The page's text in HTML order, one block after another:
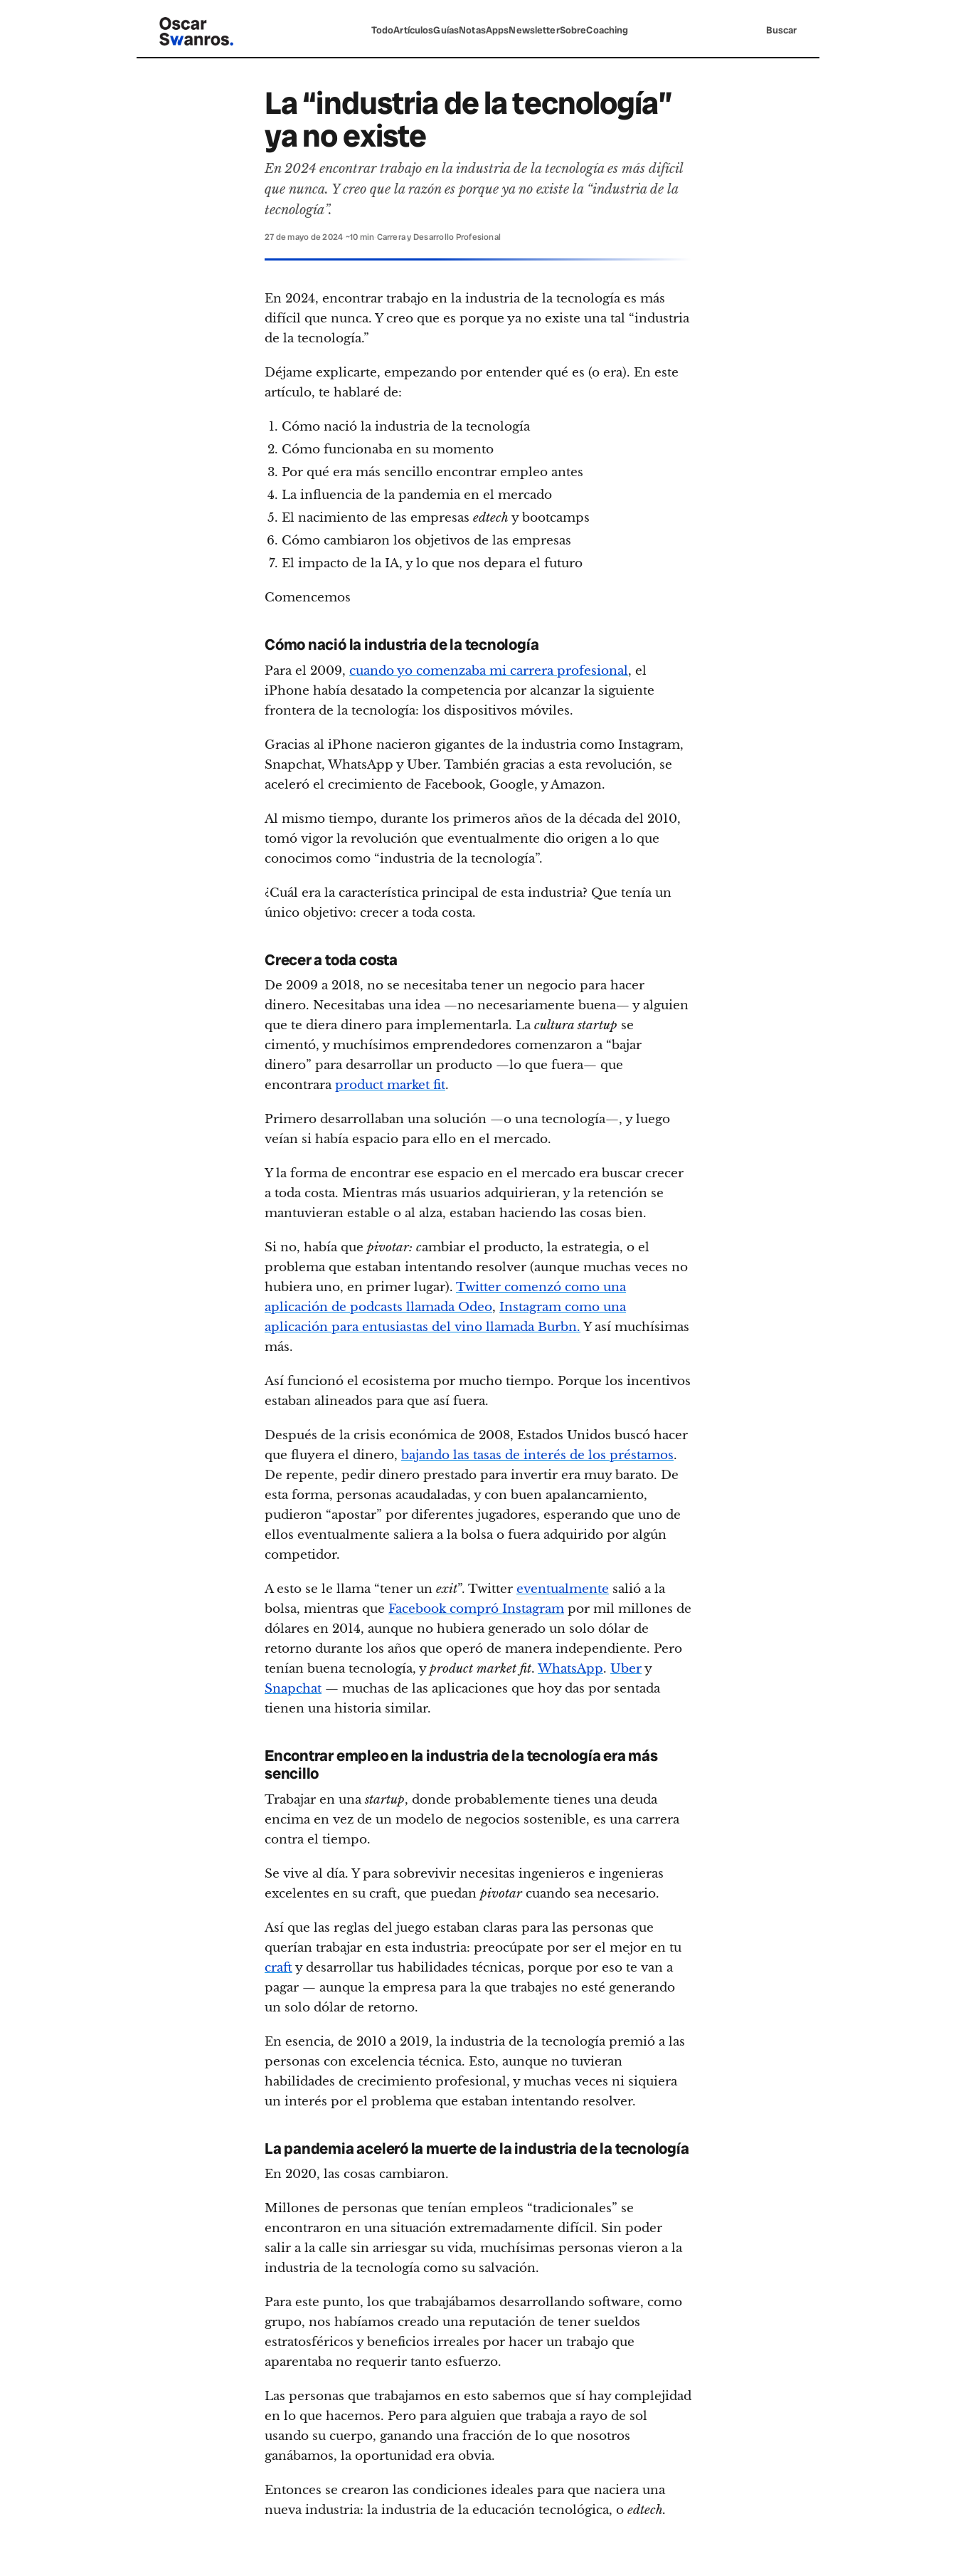
TodoArtículosGuíasNotasAppsNewsletterSobreCoaching Buscar
La “industria de la tecnología”
ya no existe
En 2024 encontrar trabajo en la industria de la tecnología es más difícil
que nunca. Y creo que la razón es porque ya no existe la “industria de la
tecnología”.
27 de mayo de 2024 ~10 min Carrera y Desarrollo Profesional
En 2024, encontrar trabajo en la industria de la tecnología es más
difícil que nunca. Y creo que es porque ya no existe una tal “industria
de la tecnología.”
Déjame explicarte, empezando por entender qué es (o era). En este
artículo, te hablaré de:
Cómo nació la industria de la tecnología
Cómo funcionaba en su momento
Por qué era más sencillo encontrar empleo antes
La influencia de la pandemia en el mercado
El nacimiento de las empresas edtech y bootcamps
Cómo cambiaron los objetivos de las empresas
El impacto de la IA, y lo que nos depara el futuro
Comencemos
Cómo nació la industria de la tecnología
Para el 2009, cuando yo comenzaba mi carrera profesional, el
iPhone había desatado la competencia por alcanzar la siguiente
frontera de la tecnología: los dispositivos móviles.
Gracias al iPhone nacieron gigantes de la industria como Instagram,
Snapchat, WhatsApp y Uber. También gracias a esta revolución, se
aceleró el crecimiento de Facebook, Google, y Amazon.
Al mismo tiempo, durante los primeros años de la década del 2010,
tomó vigor la revolución que eventualmente dio origen a lo que
conocimos como “industria de la tecnología”.
¿Cuál era la característica principal de esta industria? Que tenía un
único objetivo: crecer a toda costa.
Crecer a toda costa
De 2009 a 2018, no se necesitaba tener un negocio para hacer
dinero. Necesitabas una idea —no necesariamente buena— y alguien
que te diera dinero para implementarla. Lacultura startup se
cimentó, y muchísimos emprendedores comenzaron a “bajar
dinero” para desarrollar un producto —lo que fuera— que
encontraraproduct market fit.
Primero desarrollaban una solución —o una tecnología—, y luego
veían si había espacio para ello en el mercado.
Y la forma de encontrar ese espacio en el mercado era buscar crecer
a toda costa. Mientras más usuarios adquirieran, y la retención se
mantuvieran estable o al alza, estaban haciendo las cosas bien.
Si no, había que pivotar: cambiar el producto, la estrategia, o el
problema que estaban intentando resolver (aunque muchas veces no
hubiera uno, en primer lugar). Twitter comenzó como una
aplicación de podcasts llamada Odeo, Instagram como una
aplicación para entusiastas del vino llamada Burbn. Y así muchísimas
más.
Así funcionó el ecosistema por mucho tiempo. Porque los incentivos
estaban alineados para que así fuera.
Después de la crisis económica de 2008, Estados Unidos buscó hacer
que fluyera el dinero, bajando las tasas de interés de los préstamos.
De repente, pedir dinero prestado para invertir era muy barato. De
esta forma, personas acaudaladas, y con buen apalancamiento,
pudieron “apostar” por diferentes jugadores, esperando que uno de
ellos eventualmente saliera a la bolsa o fuera adquirido por algún
competidor.
A esto se le llama “tener un exit”. Twitter eventualmente salió a la
bolsa, mientras que Facebook compró Instagram por mil millones de
dólares en 2014, aunque no hubiera generado un solo dólar de
retorno durante los años que operó de manera independiente. Pero
tenían buena tecnología, yproduct market fit.WhatsApp. Ubery
Snapchat — muchas de las aplicaciones que hoy das por sentada
tienen una historia similar.
Encontrar empleo en la industria de la tecnología era más
sencillo
Trabajar en unastartup, donde probablemente tienes una deuda
encima en vez de un modelo de negocios sostenible, es una carrera
contra el tiempo.
Se vive al día. Y para sobrevivir necesitas ingenieros e ingenieras
excelentes en su craft, que puedan pivotarcuando sea necesario.
Así que las reglas del juego estaban claras para las personas que
querían trabajar en esta industria: preocúpate por ser el mejor en tu
crafty desarrollar tus habilidades técnicas, porque por eso te van a
pagar — aunque la empresa para la que trabajes no esté generando
un solo dólar de retorno.
En esencia, de 2010 a 2019, la industria de la tecnología premió a las
personas con excelencia técnica. Esto, aunque no tuvieran
habilidades de crecimiento profesional, y muchas veces ni siquiera
un interés por el problema que estaban intentando resolver.
La pandemia aceleró la muerte de la industria de la tecnología
En 2020, las cosas cambiaron.
Millones de personas que tenían empleos “tradicionales” se
encontraron en una situación extremadamente difícil. Sin poder
salir a la calle sin arriesgar su vida, muchísimas personas vieron a la
industria de la tecnología como su salvación.
Para este punto, los que trabajábamos desarrollando software, como
grupo, nos habíamos creado una reputación de tener sueldos
estratosféricos y beneficios irreales por hacer un trabajo que
aparentaba no requerir tanto esfuerzo.
Las personas que trabajamos en esto sabemos que sí hay complejidad
en lo que hacemos. Pero para alguien que trabaja a rayo de sol
usando su cuerpo, ganando una fracción de lo que nosotros
ganábamos, la oportunidad era obvia.
Entonces se crearon las condiciones ideales para que naciera una
nueva industria: la industria de la educación tecnológica, o edtech.